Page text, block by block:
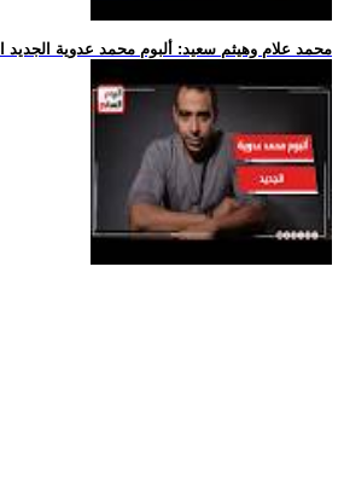
.. محمد علام وهيثم سعيد: ألبوم محمد عدوية الجديد